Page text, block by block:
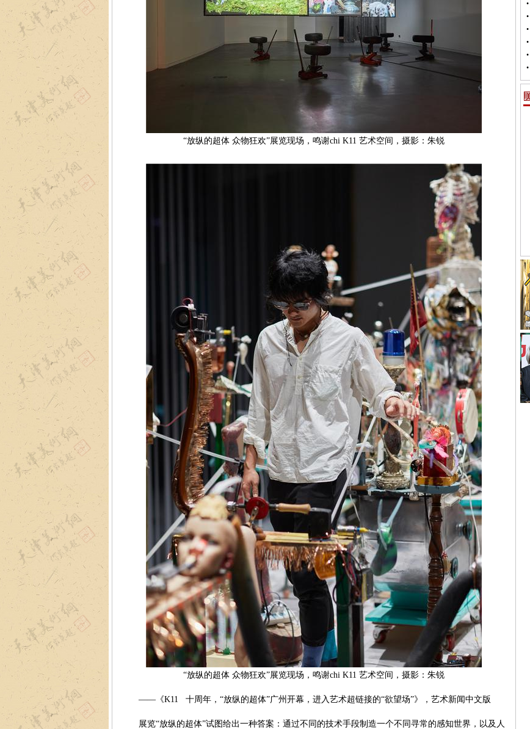
“放纵的超体 众物狂欢”展览现场，鸣谢chi K11 艺术空间，摄影：朱锐
“放纵的超体 众物狂欢”展览现场，鸣谢chi K11 艺术空间，摄影：朱锐
——《K11 十周年，“放纵的超体”广州开幕，进入艺术超链接的“欲望场”》，艺术新闻中文版
展览“放纵的超体”试图给出一种答案：通过不同的技术手段制造一个不同寻常的感知世界，以及人
•
•
•
•
•
•